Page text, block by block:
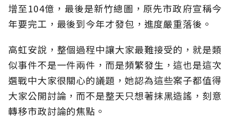
增至104億，最後是新竹總圖，原先市政府宣稱今
年要完工，最後到今年才發包，進度嚴重落後。
高虹安說，整個過程中讓大家最難接受的，就是類
似事件不是一件兩件 ， 而是頻繁發生，這也是這次
選戰中大家很關心的議題，她認為這些案子都值得
大家公開討論，而不是整天只想著抹黑造謠，刻意
轉移市政討論的焦點。